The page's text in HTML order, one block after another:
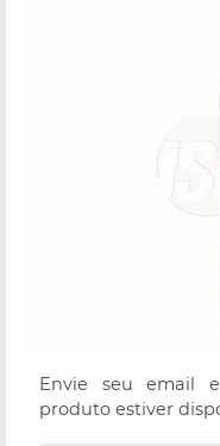
Envie seu email
produto estiver